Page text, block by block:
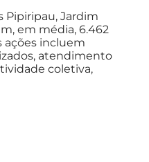
Pipiripau, Jardim
em média, 6.462
ações incluem
atendimento
coletiva,